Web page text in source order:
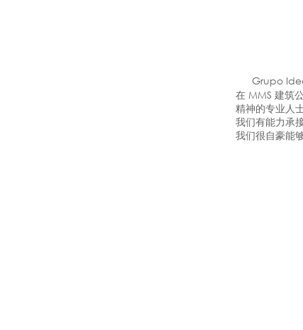
Grupo
在 MMS 建筑
精神的专业人
我们有能力承
我们很自豪能